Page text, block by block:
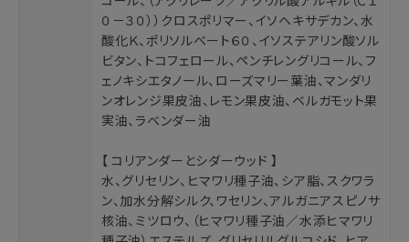
０－３０））クロスポリマー、イソヘキサデカン、水
酸化Ｋ、ポリソルベート６０、イソステアリン酸ソル
ビタン、トコフェロール、ペンチレングリコール、フ
ェノキシエタノール、ローズマリー葉油、マンダリ
ンオレンジ果皮油、レモン果皮油、ベルガモット果
実油、ラベンダー油
【 コリアンダーとシダーウッド 】
水、グリセリン、ヒマワリ種子油、シア脂、スクワラ
ン、加水分解シルク、ワセリン、アルガニアスピノサ
核油、ミツロウ、（ヒマワリ種子油／水添ヒマワリ